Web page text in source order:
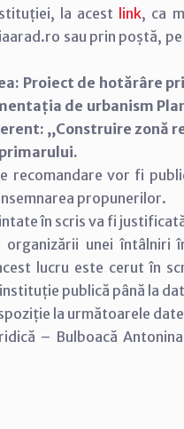
la acest link, ca
sau prin poștă,
Proiect de hotărâre
de urbanism
,,Construire
recomandare vor fi
propunerilor.
în scris va fi
unei întâlniri
lucru este cerut în
publică până la
la următoarele
– Bulboacă